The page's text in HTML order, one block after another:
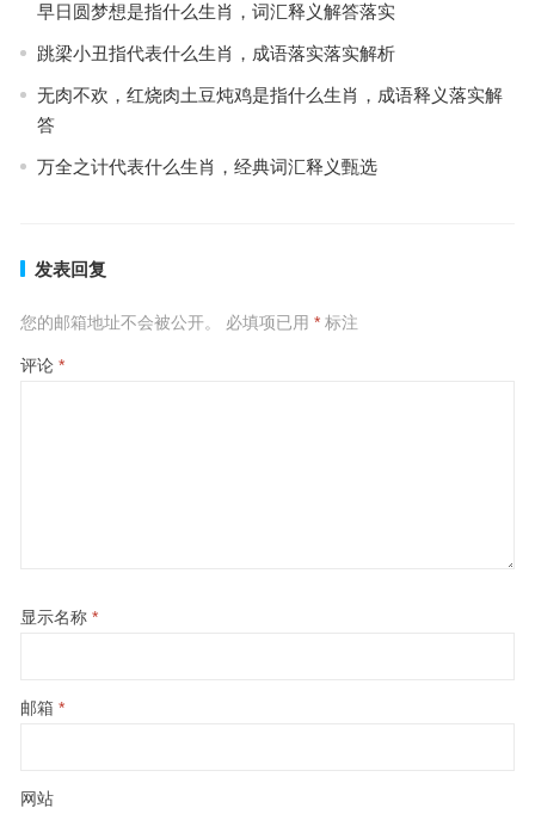
早日圆梦想是指什么生肖，词汇释义解答落实
跳梁小丑指代表什么生肖，成语落实落实解析
无肉不欢，红烧肉土豆炖鸡是指什么生肖，成语释义落实解
答
万全之计代表什么生肖，经典词汇释义甄选
发表回复
您的邮箱地址不会被公开。 必填项已用 *标注
评论 *
显示名称 *
邮箱 *
网站